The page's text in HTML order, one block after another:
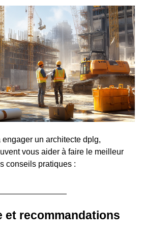
un architecte dplg,
vous aider à faire le meilleur
conseils pratiques :
et recommandations